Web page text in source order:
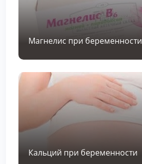
Магнелис при беременности
Кальций при беременности